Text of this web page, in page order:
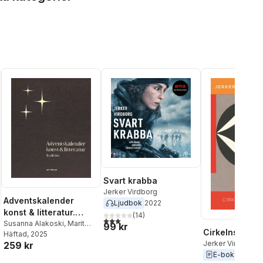
röster:
Adventskalender
konst & litteratur.
Tradition
Susanna Alakoski, Marit
Bergman,Helene Billgren
Ingrid Carlberg
Häftad, 2025
259 kr
Svart krabba
Jerker Virdborg
Ljudbok 2022
3,0utav 5 stjärnor. Totalt antal röster:
(14)
99 kr Cirkelns fyra
Jerker Virdborg
E-bok